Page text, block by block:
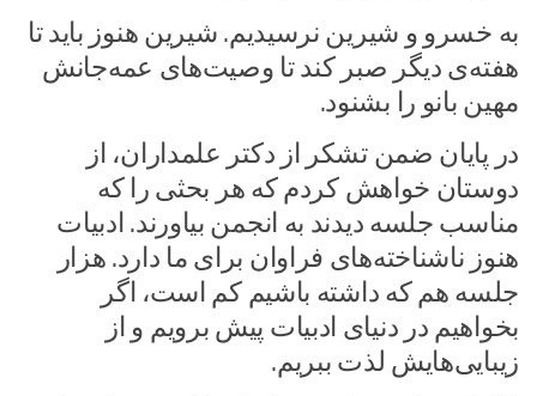
به خسرو و شیرین نرسیدیم. شیرین هنوز باید تا
هفته‌ی دیگر صبر کند تا وصیت‌های عمه‌جانش
مهین بانو را بشنود.
در پایان ضمن تشکر از دکتر علمداران، از
دوستان خواهش کردم که هر بحثی را که
مناسب جلسه دیدند به انجمن بیاورند. ادبیات
هنوز ناشناخته‌های فراوان برای ما دارد. هزار
جلسه هم که داشته باشیم کم است، اگر
بخواهیم در دنیای ادبیات پیش برویم و از
زیبایی‌هایش لذت ببریم.